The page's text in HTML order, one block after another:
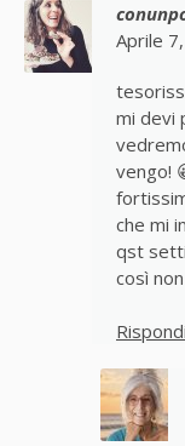
Aprile
mi devi
vengo!
che mi
qst
così
Rispondi